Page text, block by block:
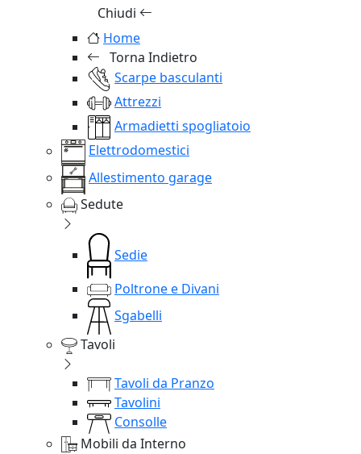
Chiudi
Home
Torna Indietro
Scarpe basculanti
Attrezzi
Armadietti spogliatoio
Elettrodomestici
Allestimento garage
Sedute
Sedie
Poltrone e Divani
Sgabelli
Tavoli
Tavoli da Pranzo
Tavolini
Consolle
Mobili da Interno